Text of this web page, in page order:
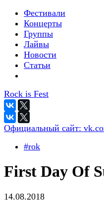
Фестивали
Концерты
Группы
Лайвы
Новости
Статьи
Rock is Fest
Официальный сайт:
#rok
First Day Of
14.08.2018